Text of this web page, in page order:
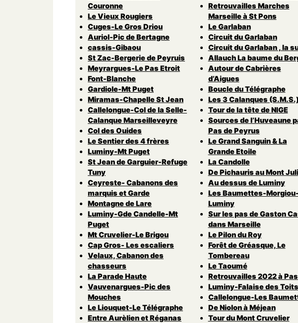
Couronne
Le Vieux Rougiers
Cuges-Le Gros Driou
Auriol-Pic de Bertagne
cassis-Gibaou
St Zac-Bergerie de Peyruis
Meyrargues-Le Pas Etroit
Font-Blanche
Gardiole-Mt Puget
Miramas-Chapelle St Jean
Callelongue-Col de la Selle-
Calanque Marseilleveyre
Col des Ouides
Le Sentier des 4 frères
Luminy-Mt Puget
St Jean de Garguier-Refuge
Tuny
Ceyreste- Cabanons des
marquis et Garde
Montagne de Lare
Luminy-Gde Candelle-Mt
Puget
Mt Cruvelier-Le Brigou
Cap Gros- Les escaliers
Velaux, Cabanon des
chasseurs
La Parade Haute
Vauvenargues-Pic des
Mouches
Le Liouquet-Le Télégraphe
Entre Aurèlien et Réganas
Retrouvailles Marches
Marseille à St Pons
Le Garlaban
Circuit du Garlaban
Circuit du Garlaban , la
Allauch La baume du
Autour de Cabrières
d’Aigues
Boucle du Télégraphe
Les 3 Calanques
Tour de la tête de NIGE
Sources de l’Huveaune
Pas de Peyrus
Le Grand Sanguin & La
Grande Etoile
La Candolle
De Pichauris au Mont
Au dessus de Luminy
Les Baumettes-Morgiou-
Luminy
Sur les pas de Gaston
dans Marseille
Le Pilon du Roy
Forêt de Gréasque, Le
Tombereau
Le Taoumé
Retrouvailles 2022 à
Luminy-Falaise des Toits
Callelongue-Les
De Niolon à Méjean
Tour du Mont Cruvelier